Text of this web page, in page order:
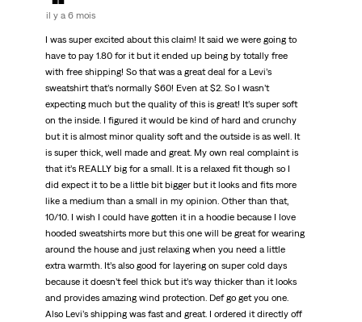
il y a 6 mois
I was super excited about this claim! It said we were going to
have to pay 1.80 for it but it ended up being by totally free
with free shipping! So that was a great deal for a Levi’s
sweatshirt that’s normally $60! Even at $2. So I wasn’t
expecting much but the quality of this is great! It’s super soft
on the inside. I figured it would be kind of hard and crunchy
but it is almost minor quality soft and the outside is as well. It
is super thick, well made and great. My own real complaint is
that it’s REALLY big for a small. It is a relaxed fit though so I
did expect it to be a little bit bigger but it looks and fits more
like a medium than a small in my opinion. Other than that,
10/10. I wish I could have gotten it in a hoodie because I love
hooded sweatshirts more but this one will be great for wearing
around the house and just relaxing when you need a little
extra warmth. It’s also good for layering on super cold days
because it doesn’t feel thick but it’s way thicker than it looks
and provides amazing wind protection. Def go get you one.
Also Levi’s shipping was fast and great. I ordered it directly off